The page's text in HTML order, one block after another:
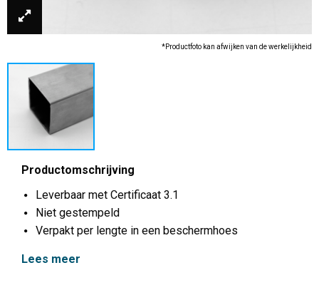
*Productfoto kan afwijken van de werkelijkheid
Productomschrijving
Leverbaar met Certificaat 3.1
Niet gestempeld
Verpakt per lengte in een beschermhoes
Lees meer